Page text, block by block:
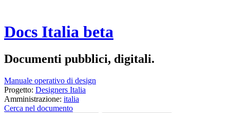
Docs Italia beta
Documenti pubblici, digitali.
Manuale operativo di design
Progetto: Designers Italia
Amministrazione: italia
Cerca nel documento